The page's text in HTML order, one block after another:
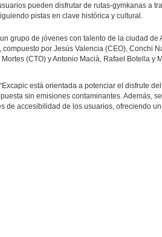
pueden disfrutar de rutas-gymkanas a
pistas en clave histórica y cultural.
grupo de jóvenes con talento de la ciudad de
por Jesús Valencia (CEO), Conchi
(CTO) y Antonio Macià, Rafael Botella y
está orientada a potenciar el disfrute
sin emisiones contaminantes. Además,
de accesibilidad de los usuarios, ofreciendo